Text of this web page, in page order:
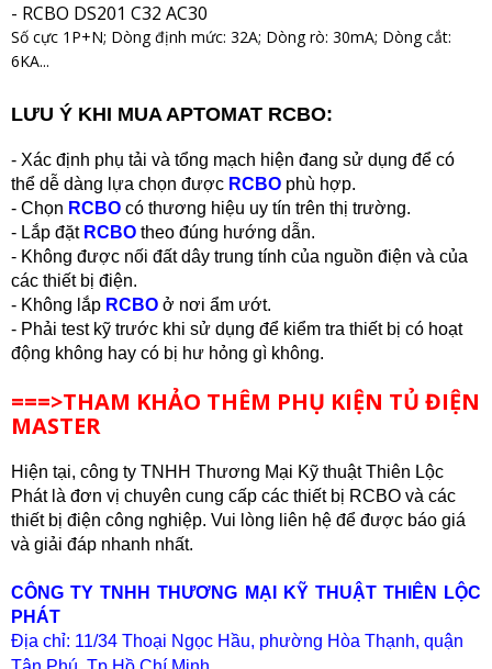
- RCBO DS201 C32 AC30
Số cực 1P+N; Dòng định mức: 32A; Dòng rò: 30mA; Dòng cắt:
6KA...
LƯU Ý KHI MUA APTOMAT RCBO:
- Xác định phụ tải và tổng mạch hiện đang sử dụng để có
thể dễ dàng lựa chọn được RCBO phù hợp.
- Chọn RCBO có thương hiệu uy tín trên thị trường.
- Lắp đặt RCBO theo đúng hướng dẫn.
- Không được nối đất dây trung tính của nguồn điện và của
các thiết bị điện.
- Không lắp RCBO ở nơi ẩm ướt.
- Phải test kỹ trước khi sử dụng để kiểm tra thiết bị có hoạt
động không hay có bị hư hỏng gì không.
===>THAM KHẢO THÊM PHỤ KIỆN TỦ ĐIỆN
MASTER
Hiện tại, công ty TNHH Thương Mại Kỹ thuật Thiên Lộc
Phát là đơn vị chuyên cung cấp các thiết bị RCBO và các
thiết bị điện công nghiệp. Vui lòng liên hệ để được báo giá
và giải đáp nhanh nhất.
CÔNG TY TNHH THƯƠNG MẠI KỸ THUẬT THIÊN LỘC
PHÁT
Địa chỉ: 11/34 Thoại Ngọc Hầu, phường Hòa Thạnh, quận